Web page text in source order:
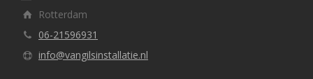
Rotterdam
06-21596931
info@vangilsinstallatie.nl